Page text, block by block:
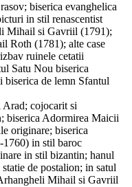
biserica evanghelica
in stil renascentist
Mihail si Gavriil (1791);
Roth (1781); alte case
ruinele cetatii
Satu Nou biserica
de lemn Sfantul
Arad; cojocarit si
biserica Adormirea Maicii
originare; biserica
in stil baroc
in stil bizantin; hanul
de postalion; in satul
Mihail si Gavriil